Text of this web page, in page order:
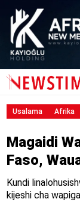
Usalama Afrika
Magaidi
Faso,
Kundi
kijeshi cha